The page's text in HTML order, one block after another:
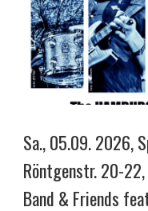
Sa., 05.09. 2026,
Röntgenstr. 20-
Band & Friends